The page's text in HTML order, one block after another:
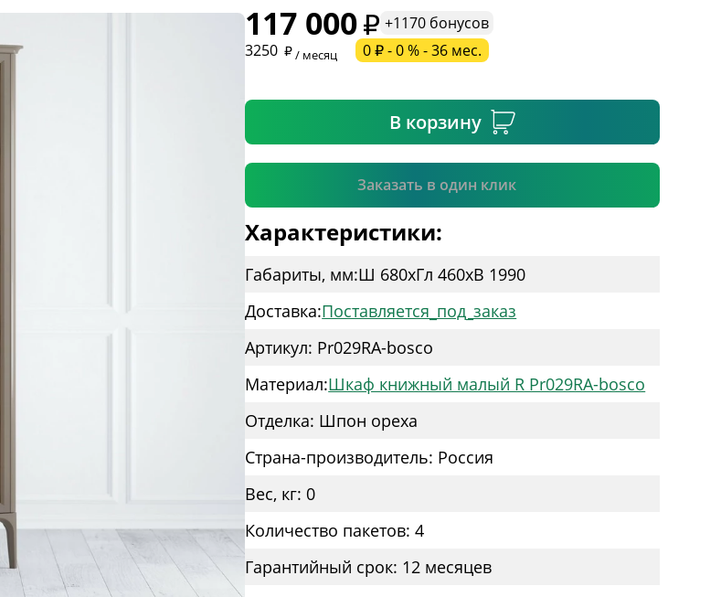
117 000
+1170 бонусов
3250
/ месяц 0 ₽ - 0 % - 36 мес.
В корзину
Заказать в один клик
* необязательное поле
Подтвердить
Характеристики:
Габариты, мм:Ш 680xГл 460xВ 1990
Доставка:Поставляется_под_заказ
Артикул: Pr029RA-bosco
Материал:Шкаф книжный малый R Pr029RA-bosco
Отделка: Шпон ореха
Страна-производитель: Россия
Вес, кг: 0
Количество пакетов: 4
Гарантийный срок: 12 месяцев